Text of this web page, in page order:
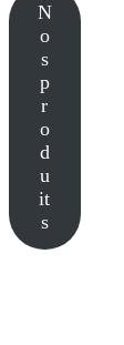
N
o
s
p
r
o
d
u
it
s